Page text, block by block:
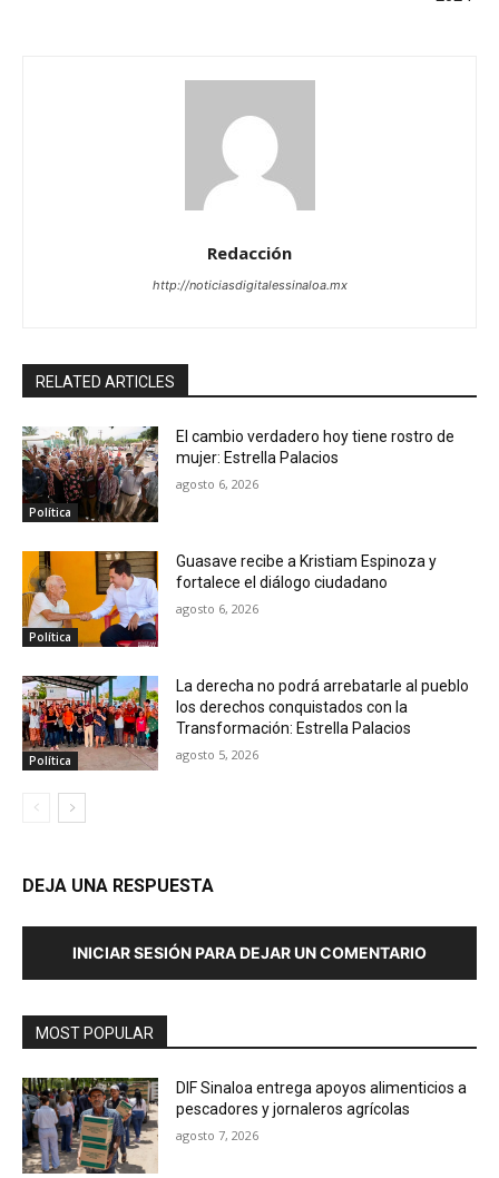
Redacción
http://noticiasdigitalessinaloa.mx
RELATED ARTICLES
Política
El cambio verdadero hoy tiene rostro de
mujer: Estrella Palacios
agosto 6, 2026
Política
Guasave recibe a Kristiam Espinoza y
fortalece el diálogo ciudadano
agosto 6, 2026
Política
La derecha no podrá arrebatarle al pueblo
los derechos conquistados con la
Transformación: Estrella Palacios
agosto 5, 2026
DEJA UNA RESPUESTA
INICIAR SESIÓN PARA DEJAR UN COMENTARIO
MOST POPULAR
DIF Sinaloa entrega apoyos alimenticios a
pescadores y jornaleros agrícolas
agosto 7, 2026